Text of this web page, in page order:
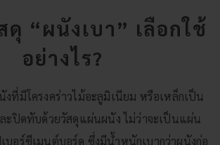
ดุ “ผนังเบา” เลือกใช้
อย่างไร?
งที่มีโครงคร่าวไม้อะลูมิเนียม หรือเหล็กเป็น
ละปิดทับด้วยวัสดุแผ่นผนัง ไม่ว่าจะเป็นแผ่น
บอร์ซีเมนต์บอร์ด ซึ่งมีน้ำหนักเบากว่าผนังก่อ